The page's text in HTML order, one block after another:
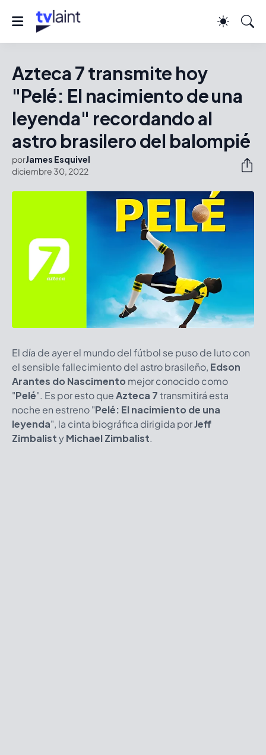
Azteca 7 transmite hoy
"Pelé: El nacimiento de una
leyenda" recordando al
astro brasilero del balompié
porJames Esquivel
diciembre 30, 2022
El día de ayer el mundo del fútbol se puso de luto con
el sensible fallecimiento del astro brasileño, Edson
Arantes do Nascimento mejor conocido como
"Pelé". Es por esto queAzteca 7transmitirá esta
noche en estreno "Pelé: El nacimiento de una
leyenda", la cinta biográfica dirigida porJeff
ZimbalistyMichael Zimbalist.